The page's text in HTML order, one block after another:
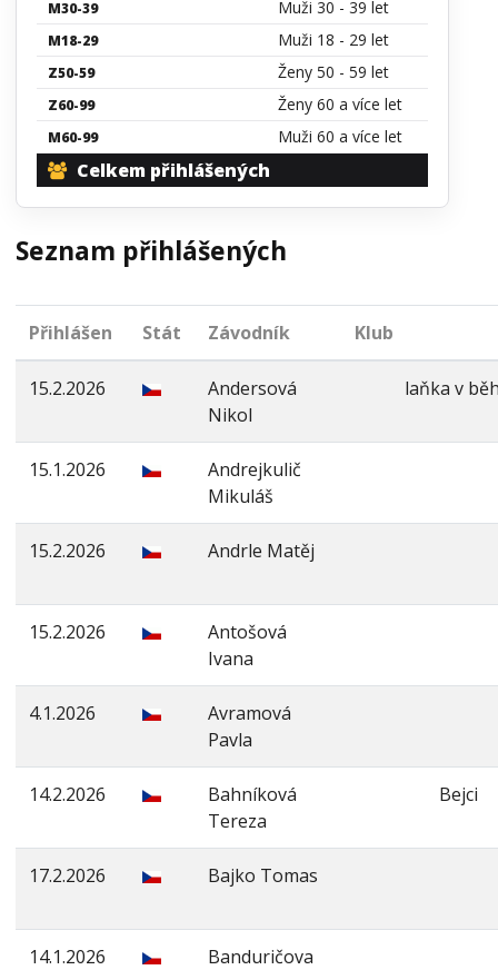
M30-39 Muži 30 - 39 let
M18-29 Muži 18 - 29 let
Z50-59 Ženy 50 - 59 let
Z60-99 Ženy 60 a více let
M60-99 Muži 60 a více let
Celkem přihlášených
Seznam přihlášených
Přihlášen Stát Závodník Klub
15.2.2026
Andersová
Nikol
laňka v
15.1.2026
Andrejkulič
Mikuláš
15.2.2026 Andrle Matěj
15.2.2026
Antošová
Ivana
4.1.2026
Avramová
Pavla
14.2.2026
Bahníková
Tereza
Bejci
17.2.2026 Bajko Tomas
14.1.2026
Banduričova